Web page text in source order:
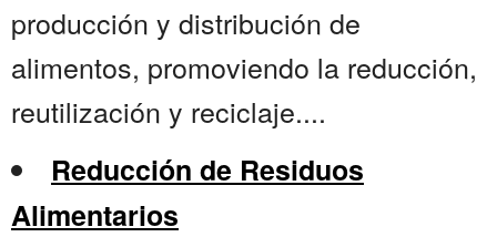
producción y distribución de
alimentos, promoviendo la reducción,
reutilización y reciclaje....
Reducción de Residuos
Alimentarios